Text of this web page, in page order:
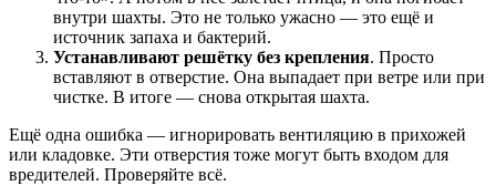
внутри шахты. Это не только ужасно — это ещё и
источник запаха и бактерий.
Устанавливают решётку без крепления. Просто
вставляют в отверстие. Она выпадает при ветре или при
чистке. В итоге — снова открытая шахта.
Ещё одна ошибка — игнорировать вентиляцию в прихожей
или кладовке. Эти отверстия тоже могут быть входом для
вредителей. Проверяйте всё.